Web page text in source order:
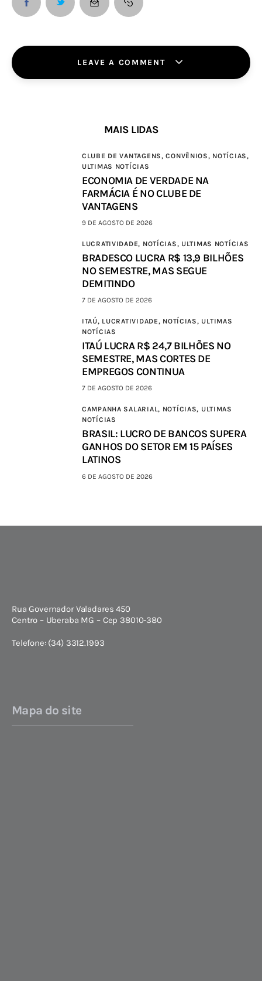
LEAVE A COMMENT
MAIS LIDAS
CLUBE DE VANTAGENS,CONVÊNIOS, NOTÍCIAS,
ULTIMAS NOTÍCIAS
ECONOMIA DE VERDADE NA
FARMÁCIA É NO CLUBE DE
VANTAGENS
9 DE AGOSTO DE 2026
LUCRATIVIDADE, NOTÍCIAS, ULTIMAS NOTÍCIAS
BRADESCO LUCRA R$ 13,9 BILHÕES
NO SEMESTRE, MAS SEGUE
DEMITINDO
7 DE AGOSTO DE 2026
ITAÚ, LUCRATIVIDADE, NOTÍCIAS, ULTIMAS
NOTÍCIAS
ITAÚ LUCRA R$ 24,7 BILHÕES NO
SEMESTRE, MAS CORTES DE
EMPREGOS CONTINUA
7 DE AGOSTO DE 2026
CAMPANHA SALARIAL, NOTÍCIAS, ULTIMAS
NOTÍCIAS
BRASIL: LUCRO DE BANCOS SUPERA
GANHOS DO SETOR EM 15 PAÍSES
LATINOS
6 DE AGOSTO DE 2026
Rua Governador Valadares 450
Centro – Uberaba MG – Cep 38010-380
Telefone: (34) 3312.1993
Mapa do site